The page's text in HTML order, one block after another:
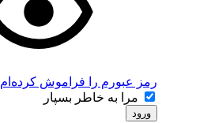
رمز عبورم را فراموش کرده‌ام
مرا به خاطر بسپار
ورود